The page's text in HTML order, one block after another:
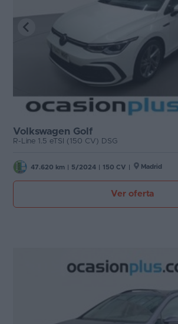
Volkswagen Golf
R-Line 1.5 eTSI (150 CV) DSG
47.620 km 5/2024 150 CV Madrid
Ver oferta